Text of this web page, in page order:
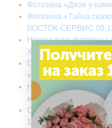
Фотозона «Двое у
Фотозона «Тайна
ВОСТОК-СЕРВИС
Новогодняя фотозона
Холл Александровский
Оформление
«Подмосковные
Новогоднее
компании «МАВИС»
Оформление
15.12.2022 г.
на заказ